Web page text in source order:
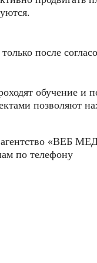
после
обучение
позволяют
«ВЕБ
по телефону